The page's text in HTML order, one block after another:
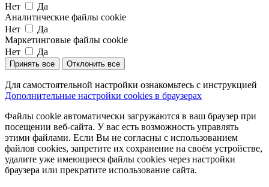
Нет
Да
Аналитические файлы cookie
Нет
Да
Маркетинговые файлы cookie
Нет
Да
Принять все Отклонить все
Для самостоятельной настройки ознакомьтесь с инструкцией
Дополнительные настройки cookies в браузерах
Файлы cookie автоматически загружаются в ваш браузер при
посещении веб-сайта. У вас есть возможность управлять
этими файлами. Если Вы не согласны с использованием
файлов cookies, запретите их сохранение на своём устройстве,
удалите уже имеющиеся файлы cookies через настройки
браузера или прекратите использование сайта.